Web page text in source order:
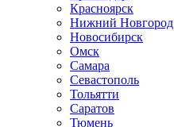
Красноярск
Нижний Новгород
Новосибирск
Омск
Самара
Севастополь
Тольятти
Саратов
Тюмень